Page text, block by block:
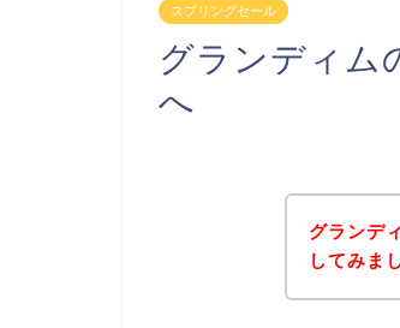
スプリングセール
グランディム
へ
グランデ
してみま